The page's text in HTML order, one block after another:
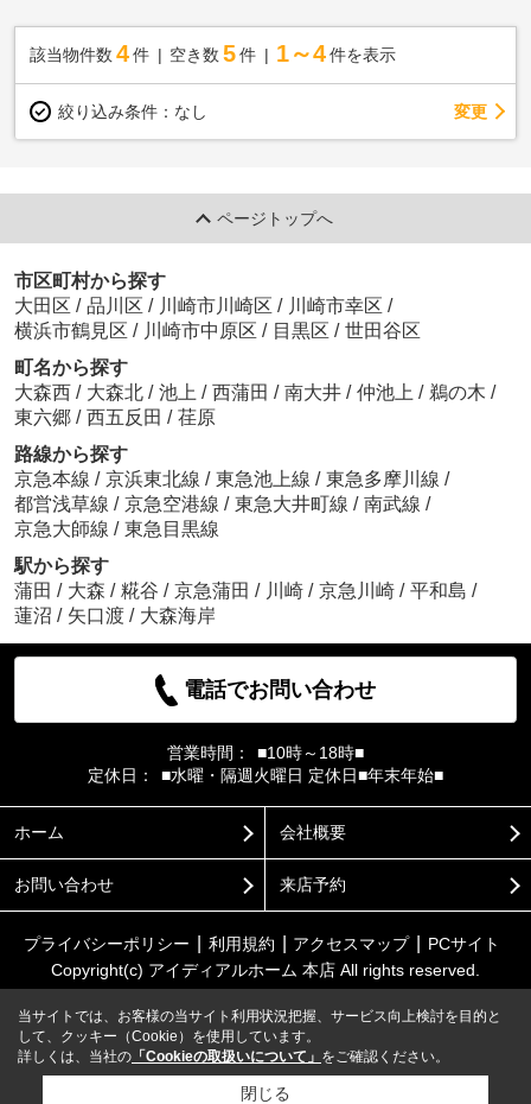
該当物件数 4件 空き数 5 件 1～4 件を表示
絞り込み条件： なし 変更
ページトップへ
市区町村から探す
大田区 / 品川区 / 川崎市川崎区 / 川崎市幸区 /
横浜市鶴見区 / 川崎市中原区 / 目黒区 / 世田谷区
町名から探す
大森西 / 大森北 / 池上 / 西蒲田 / 南大井 / 仲池上 / 鵜の木 /
東六郷 / 西五反田 / 荏原
路線から探す
京急本線 / 京浜東北線 / 東急池上線 / 東急多摩川線 /
都営浅草線 / 京急空港線 / 東急大井町線 / 南武線 /
京急大師線 / 東急目黒線
駅から探す
蒲田 / 大森 / 糀谷 / 京急蒲田 / 川崎 / 京急川崎 / 平和島 /
蓮沼 / 矢口渡 / 大森海岸
電話でお問い合わせ
営業時間：
■10時～18時■
定休日：
■水曜・隔週火曜日 定休日■年末年始■
ホーム 会社概要
お問い合わせ 来店予約
プライバシーポリシー 利用規約 アクセスマップ
PCサイト
Copyright(c) アイディアルホーム 本店 All rights reserved.
当サイトでは、お客様の当サイト利用状況把握、サービス向上検討を目的と
して、クッキー（Cookie）を使用しています。
詳しくは、当社の 「Cookieの取扱いについて」 をご確認ください。
閉じる